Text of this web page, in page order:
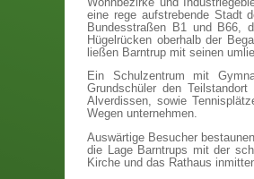
eine rege aufstrebende Stadt
Bundesstraßen B1 und B66,
Hügelrücken oberhalb der
ließen Barntrup mit seinen
Ein Schulzentrum mit
Grundschüler den
Alverdissen, sowie
Wegen unternehmen.
Auswärtige Besucher
die Lage Barntrups mit der
Kirche und das Rathaus